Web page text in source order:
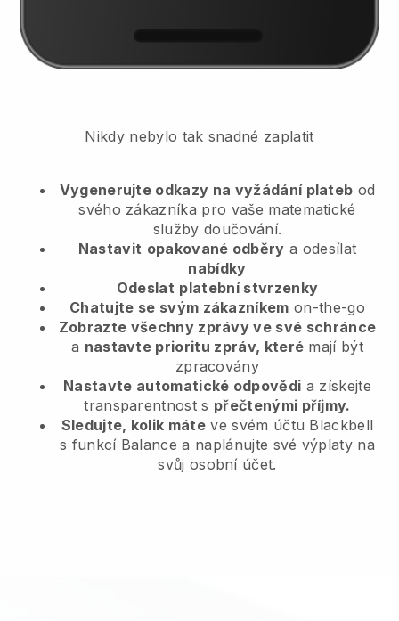
Nikdy nebylo tak snadné zaplatit
Vygenerujte odkazy na vyžádání plateb od
svého zákazníka pro vaše matematické
služby doučování.
Nastavit opakované odběry a odesílat
nabídky
Odeslat platební stvrzenky
Chatujte se svým zákazníkem on-the-go
Zobrazte všechny zprávy ve své schránce
a nastavte prioritu zpráv, které mají být
zpracovány
Nastavte automatické odpovědi a získejte
transparentnost s přečtenými příjmy.
Sledujte, kolik máte ve svém účtu Blackbell
s funkcí Balance a naplánujte své výplaty na
svůj osobní účet.